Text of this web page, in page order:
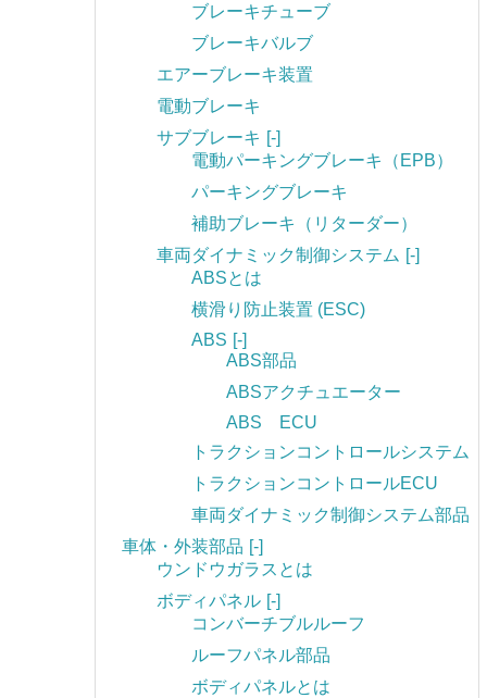
ブレーキチューブ
ブレーキバルブ
エアーブレーキ装置
電動ブレーキ
サブブレーキ [-]
電動パーキングブレーキ（EPB）
パーキングブレーキ
補助ブレーキ（リターダー）
車両ダイナミック制御システム [-]
ABSとは
横滑り防止装置 (ESC)
ABS [-]
ABS部品
ABSアクチュエーター
ABS ECU
トラクションコントロールシステム
トラクションコントロールECU
車両ダイナミック制御システム部品
車体・外装部品 [-]
ウンドウガラスとは
ボディパネル [-]
コンバーチブルルーフ
ルーフパネル部品
ボディパネルとは